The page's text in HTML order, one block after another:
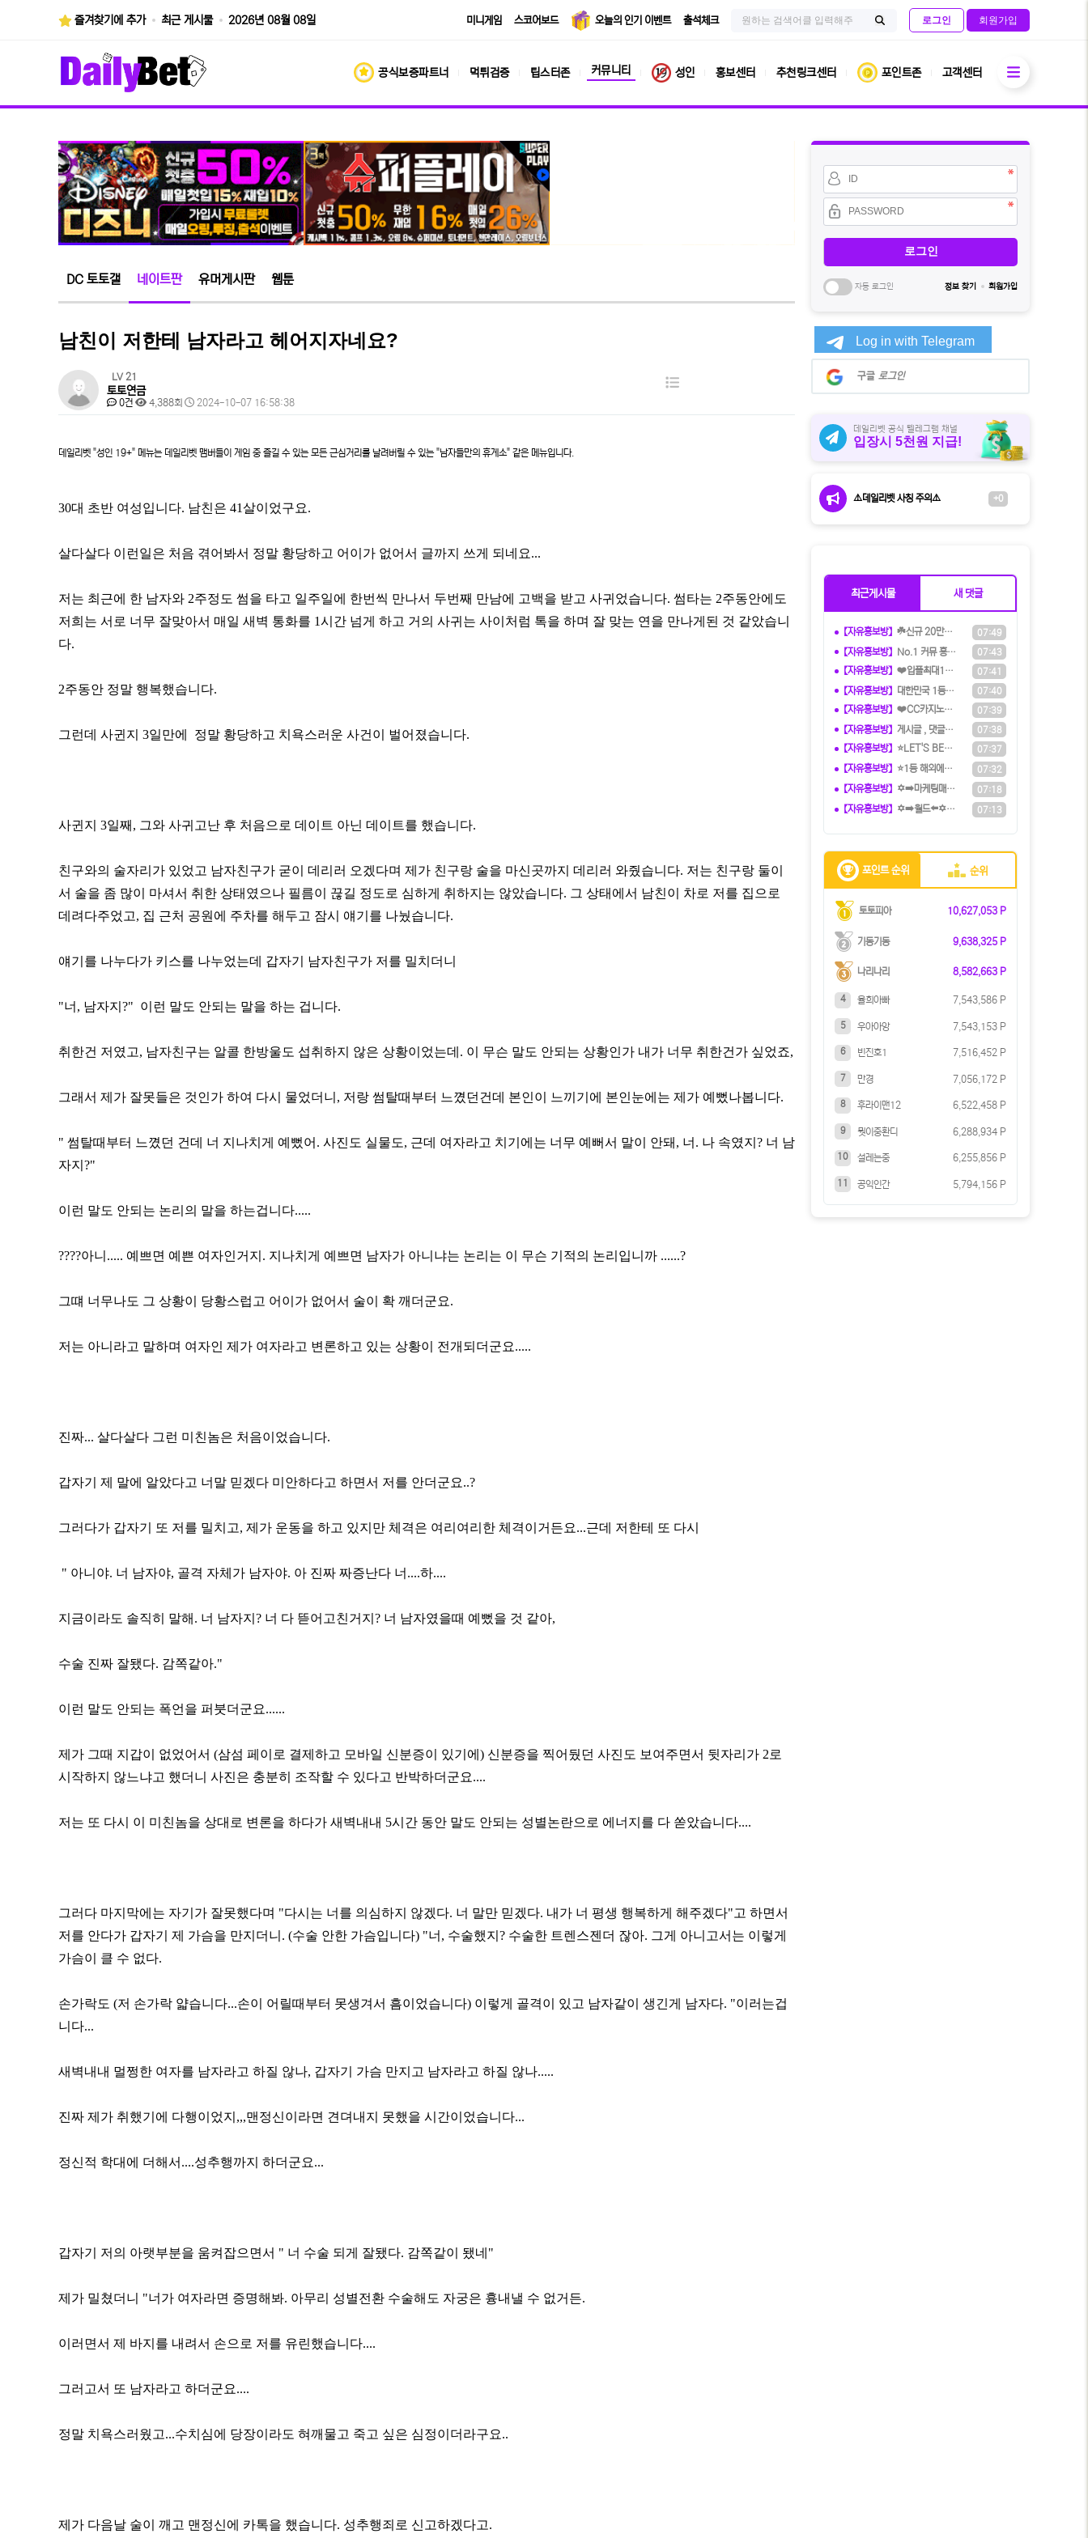
즐겨찾기에 추가 최근 게시물 2026년 08월 08일 미니게임 스코어보드 오늘의 인기 이벤트 출석체크
체
검
로그인 회원가입
공식보증파트너 먹튀검증 팁스터존 커뮤니티 성인 홍보센터 추천링크센터 포인트존 고객센터
회
원
아
이
디
필
비
밀
번
필
자동 로그인 정보 찾기 회원가입
셜
로
그
구글 로그인
데일리벳 공식 텔레그램 채널
입장시 5천원 지급!
⚠️데일리벳 사칭 주의⚠️ +0
최근게시물 새 댓글
【자유홍보방】 ☘️️신규 20만원 당첨쿠폰 수령하세 07:49
【자유홍보방】 ️️No.1 커뮤 홍보대행 프️로그램 07:43
【자유홍보방】 ❤️️입플최대100%❤️✨억대보증 C 07:41
【자유홍보방】 ️대한민국️ 1등 토토 카지노 솔루션 07:40
【자유홍보방】 ❤️CC️카지노+주실장❤️이벤트 및 07:39
【자유홍보방】 ️️게시글 , 댓글만 달아도 현금화가 07:38
【자유홍보방】 ⭐️LET'S BET 렛츠벳 - 테더 07:37
【자유홍보방】 ⭐️1등 해외에이전시⭐️『유로247』 07:32
【자유홍보방】 ✡️➡️마케팅매니아⬅️✡️ 커뮤니티 07:18
【자유홍보방】 ✡️➡️월드⬅️✡️ 5+3ㅣ10+5ㅣ 07:13
포인트 순위 순위
토토피아 10,627,053 P
기동기동 9,638,325 P
나리나리 8,582,663 P
4 율희아빠 7,543,586 P
5 우아아앙 7,543,153 P
6 빈진호1 7,516,452 P
7 만경 7,056,172 P
8 후라이맨12 6,522,458 P
9 뭣이중환디 6,288,934 P
10 설레는중 6,255,856 P
11 공익인간 5,794,156 P
DC 토토갤 네이트판 유머게시판 웹툰
남친이 저한테 남자라고 헤어지자네요?
페
이
지
보
LV 21
토토연금
댓
글
0건 조
회
4,388회 작
성
2024-10-07 16:58:38
데일리벳 "성인 19+" 메뉴는 데일리벳 맴버들이 게임 중 즐길 수 있는 모든 근심거리를 날려버릴 수 있는 "남자들만의 휴게소" 같은 메뉴입니다.
30대 초반 여성입니다. 남친은 41살이었구요.
살다살다 이런일은 처음 겪어봐서 정말 황당하고 어이가 없어서 글까지 쓰게 되네요...
저는 최근에 한 남자와 2주정도 썸을 타고 일주일에 한번씩 만나서 두번째 만남에 고백을 받고 사귀었습니다. 썸타는 2주동안에도
저희는 서로 너무 잘맞아서 매일 새벽 통화를 1시간 넘게 하고 거의 사귀는 사이처럼 톡을 하며 잘 맞는 연을 만나게된 것 같았습니
다.
2주동안 정말 행복했습니다.
그런데 사귄지 3일만에 정말 황당하고 치욕스러운 사건이 벌어졌습니다.
사귄지 3일째, 그와 사귀고난 후 처음으로 데이트 아닌 데이트를 했습니다.
친구와의 술자리가 있었고 남자친구가 굳이 데리러 오겠다며 제가 친구랑 술을 마신곳까지 데리러 와줬습니다. 저는 친구랑 둘이
서 술을 좀 많이 마셔서 취한 상태였으나 필름이 끊길 정도로 심하게 취하지는 않았습니다. 그 상태에서 남친이 차로 저를 집으로
데려다주었고, 집 근처 공원에 주차를 해두고 잠시 얘기를 나눴습니다.
얘기를 나누다가 키스를 나누었는데 갑자기 남자친구가 저를 밀치더니
"너, 남자지?" 이런 말도 안되는 말을 하는 겁니다.
취한건 저였고, 남자친구는 알콜 한방울도 섭취하지 않은 상황이었는데. 이 무슨 말도 안되는 상황인가 내가 너무 취한건가 싶었죠,
그래서 제가 잘못들은 것인가 하여 다시 물었더니, 저랑 썸탈때부터 느꼈던건데 본인이 느끼기에 본인눈에는 제가 예뻤나봅니다.
" 썸탈때부터 느꼈던 건데 너 지나치게 예뻤어. 사진도 실물도, 근데 여자라고 치기에는 너무 예뻐서 말이 안돼, 너. 나 속였지? 너 남
자지?"
이런 말도 안되는 논리의 말을 하는겁니다.....
????아니..... 예쁘면 예쁜 여자인거지. 지나치게 예쁘면 남자가 아니냐는 논리는 이 무슨 기적의 논리입니까 ......?
그떄 너무나도 그 상황이 당황스럽고 어이가 없어서 술이 확 깨더군요.
저는 아니라고 말하며 여자인 제가 여자라고 변론하고 있는 상황이 전개되더군요.....
진짜... 살다살다 그런 미친놈은 처음이었습니다.
갑자기 제 말에 알았다고 너말 믿겠다 미안하다고 하면서 저를 안더군요..?
그러다가 갑자기 또 저를 밀치고, 제가 운동을 하고 있지만 체격은 여리여리한 체격이거든요...근데 저한테 또 다시
" 아니야. 너 남자야, 골격 자체가 남자야. 아 진짜 짜증난다 너....하....
지금이라도 솔직히 말해. 너 남자지? 너 다 뜯어고친거지? 너 남자였을때 예뻤을 것 같아,
수술 진짜 잘됐다. 감쪽같아."
이런 말도 안되는 폭언을 퍼붓더군요......
제가 그때 지갑이 없었어서 (삼섬 페이로 결제하고 모바일 신분증이 있기에) 신분증을 찍어뒀던 사진도 보여주면서 뒷자리가 2로
시작하지 않느냐고 했더니 사진은 충분히 조작할 수 있다고 반박하더군요....
저는 또 다시 이 미친놈을 상대로 변론을 하다가 새벽내내 5시간 동안 말도 안되는 성별논란으로 에너지를 다 쏟았습니다....
그러다 마지막에는 자기가 잘못했다며 "다시는 너를 의심하지 않겠다. 너 말만 믿겠다. 내가 너 평생 행복하게 해주겠다"고 하면서
저를 안다가 갑자기 제 가슴을 만지더니. (수술 안한 가슴입니다) "너, 수술했지? 수술한 트렌스젠더 잖아. 그게 아니고서는 이렇게
가슴이 클 수 없다.
손가락도 (저 손가락 얇습니다...손이 어릴때부터 못생겨서 흠이었습니다) 이렇게 골격이 있고 남자같이 생긴게 남자다. "이러는겁
니다...
새벽내내 멀쩡한 여자를 남자라고 하질 않나, 갑자기 가슴 만지고 남자라고 하질 않나.....
진짜 제가 취했기에 다행이었지,,,맨정신이라면 견뎌내지 못했을 시간이었습니다...
정신적 학대에 더해서....성추행까지 하더군요...
갑자기 저의 아랫부분을 움켜잡으면서 " 너 수술 되게 잘됐다. 감쪽같이 됐네"
제가 밀쳤더니 "너가 여자라면 증명해봐. 아무리 성별전환 수술해도 자궁은 흉내낼 수 없거든.
이러면서 제 바지를 내려서 손으로 저를 유린했습니다....
그러고서 또 남자라고 하더군요....
정말 치욕스러웠고...수치심에 당장이라도 혀깨물고 죽고 싶은 심정이더라구요..
제가 다음날 술이 깨고 맨정신에 카톡을 했습니다. 성추행죄로 신고하겠다고.